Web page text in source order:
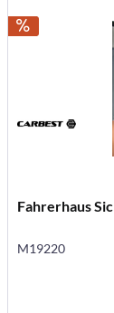
Fahrerhaus
M19220